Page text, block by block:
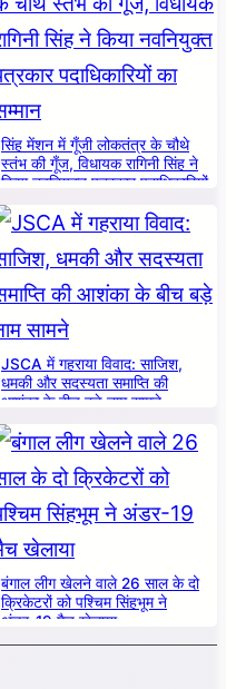
सिंह मेंशन में गूँजी लोकतंत्र के चौथे
स्तंभ की गूँज, विधायक रागिनी सिंह ने
किया नवनियुक्त पत्रकार पदाधिकारियों
का सम्मान
JSCA में गहराया विवाद: साजिश,
धमकी और सदस्यता समाप्ति की
आशंका के बीच बड़े नाम सामने
बंगाल लीग खेलने वाले 26 साल के दो
क्रिकेटरों को पश्चिम सिंहभूम ने
अंडर-19 मैच खेलाया